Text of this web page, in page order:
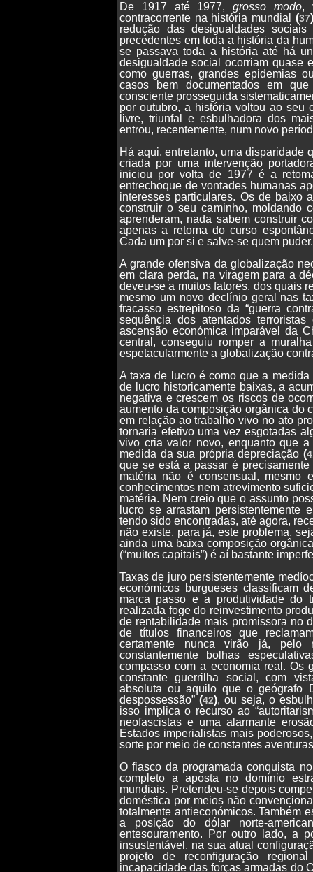
De 1917 até 1977, grosso modo,
contracorrente na história mundial (37)
redução das desigualdades
precedentes em toda a história da
se passava toda a história até há
desigualdade social ocorriam quase
como guerras, grandes epidemias
casos bem documentados em
consciente prosseguida
por outubro, a história voltou ao seu
livre, triunfal e esbulhadora dos
entrou, recentemente, num novo
Há aqui, entretanto, uma disparidade
criada por uma intervenção
iniciou por volta de 1977 é a
entrechoque de vontades humanas
interesses particulares. Os de baixo
construir o seu caminho, moldando
aprenderam, nada sabem construir
apenas a retoma do curso
Cada um por si e salve-se quem puder.
A grande ofensiva da globalização
em clara perda, na viragem para a
deveu-se a muitos fatores, dos quais
mesmo um novo declínio geral nas
fracasso estrepitoso da “guerra
sequência dos atentados
ascensão económica imparável da
central, conseguiu romper a
espetacularmente a globalização
A taxa de lucro é como que a
de lucro historicamente baixas, a
negativa e crescem os riscos de
aumento da composição orgânica do
em relação ao trabalho vivo no ato
tornaria efetivo uma vez esgotadas
vivo cria valor novo, enquanto que
medida da sua própria depreciação (
que se está a passar é
matéria não é consensual, mesmo
conhecimentos nem atrevimento
matéria. Nem creio que o assunto
lucro se arrastam
tendo sido encontradas, até agora,
não existe, para já, este problema,
ainda uma baixa composição
(“muitos capitais”) é aí bastante
Taxas de juro persistentemente
económicos burgueses classificam
marca passo e a produtividade do
realizada foge do reinvestimento
de rentabilidade mais promissora no
de títulos financeiros que
certamente nunca virão já, pelo
constantemente bolhas
compasso com a economia real. Os
constante guerrilha social, com
absoluta ou aquilo que o geógrafo
despossessão” (42), ou seja, o
isso implica o recurso ao
neofascistas e uma alarmante
Estados imperialistas mais
sorte por meio de constantes
O fiasco da programada conquista
completo a aposta no domínio
mundiais. Pretendeu-se depois
doméstica por meios não
totalmente antieconómicos. Também
a posição do dólar norte-
entesouramento. Por outro lado, a
insustentável, na sua atual
projeto de reconfiguração
incapacidade das forças armadas do